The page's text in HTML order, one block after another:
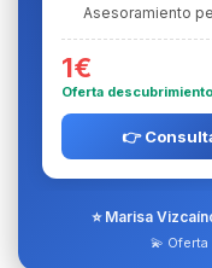
Asesoramiento
1€
Oferta descubrimiento
👉
⭐ Marisa
💫 Oferta